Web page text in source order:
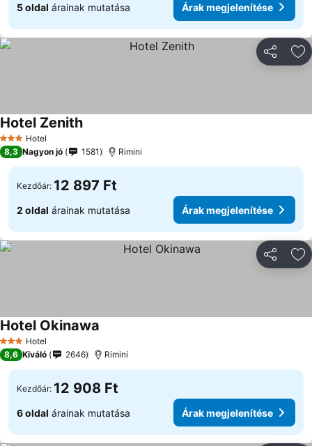
5 oldal árainak mutatása Árak megjelenítése
3 Kategória
Hotel
Hotel Zenith
8,3 Nagyon jó 1581 Rimini
Kezdőár: 12 897 Ft
2 oldal árainak mutatása Árak megjelenítése
3 Kategória
Hotel
Hotel Okinawa
8,6 Kiváló 2646 Rimini
Kezdőár: 12 908 Ft
6 oldal árainak mutatása Árak megjelenítése